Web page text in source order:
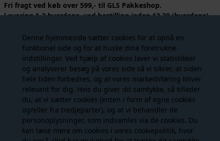
Denne hjemmeside sætter cookies for at opnå en
funktionel side og for at huske dine foretrukne
indstillinger. Ved hjælp af cookies laver vi statistikker
og analyserer besøg på vores side så vi sikrer, at siden
hele tiden forbedres, og at vores markedsføring bliver
relevant for dig. Hvis du giver dit samtykke, så tillader
du, at vi sætter cookies (enten i form af egne cookies
og/eller fra tredjeparter), og at vi behandler de
personoplysninger, som indsamles via de cookies. Du
kan læse mere om cookies i vores cookiepolitik, hvor
Fri fragt ved køb over 599,- til GLS Pakkeshop.
Levering 1-2 hverdage, ved bestilling inden 13.30 (hverdage)
Lækker denimnederdel fra Co' Couture i blå denim i en lækker
kvalitet med let stræk. Tyler Denim Skirt lukkes med knapper i
front i det øverste stykke og har slids forneden. Nederdelen har
desuden lommer i front, baglommer og bæltestropper. Der er
fine bølgede syningsdetaljer, som giver en virkelig fin detalje.
En virkelig lækker nederdel, der er god i alle sæsonner.
STØRRELSESGUIDE:Vi vurderer, den er en smule til den lille
side i størrelsen og vil anbefale den største størrelse, hvis du
svinger mellem størrelser.